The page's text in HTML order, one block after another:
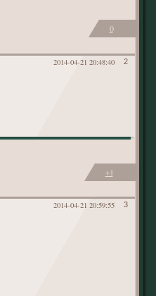
0
2
2014-04-21 20:48:40
+1
3
2014-04-21 20:59:55